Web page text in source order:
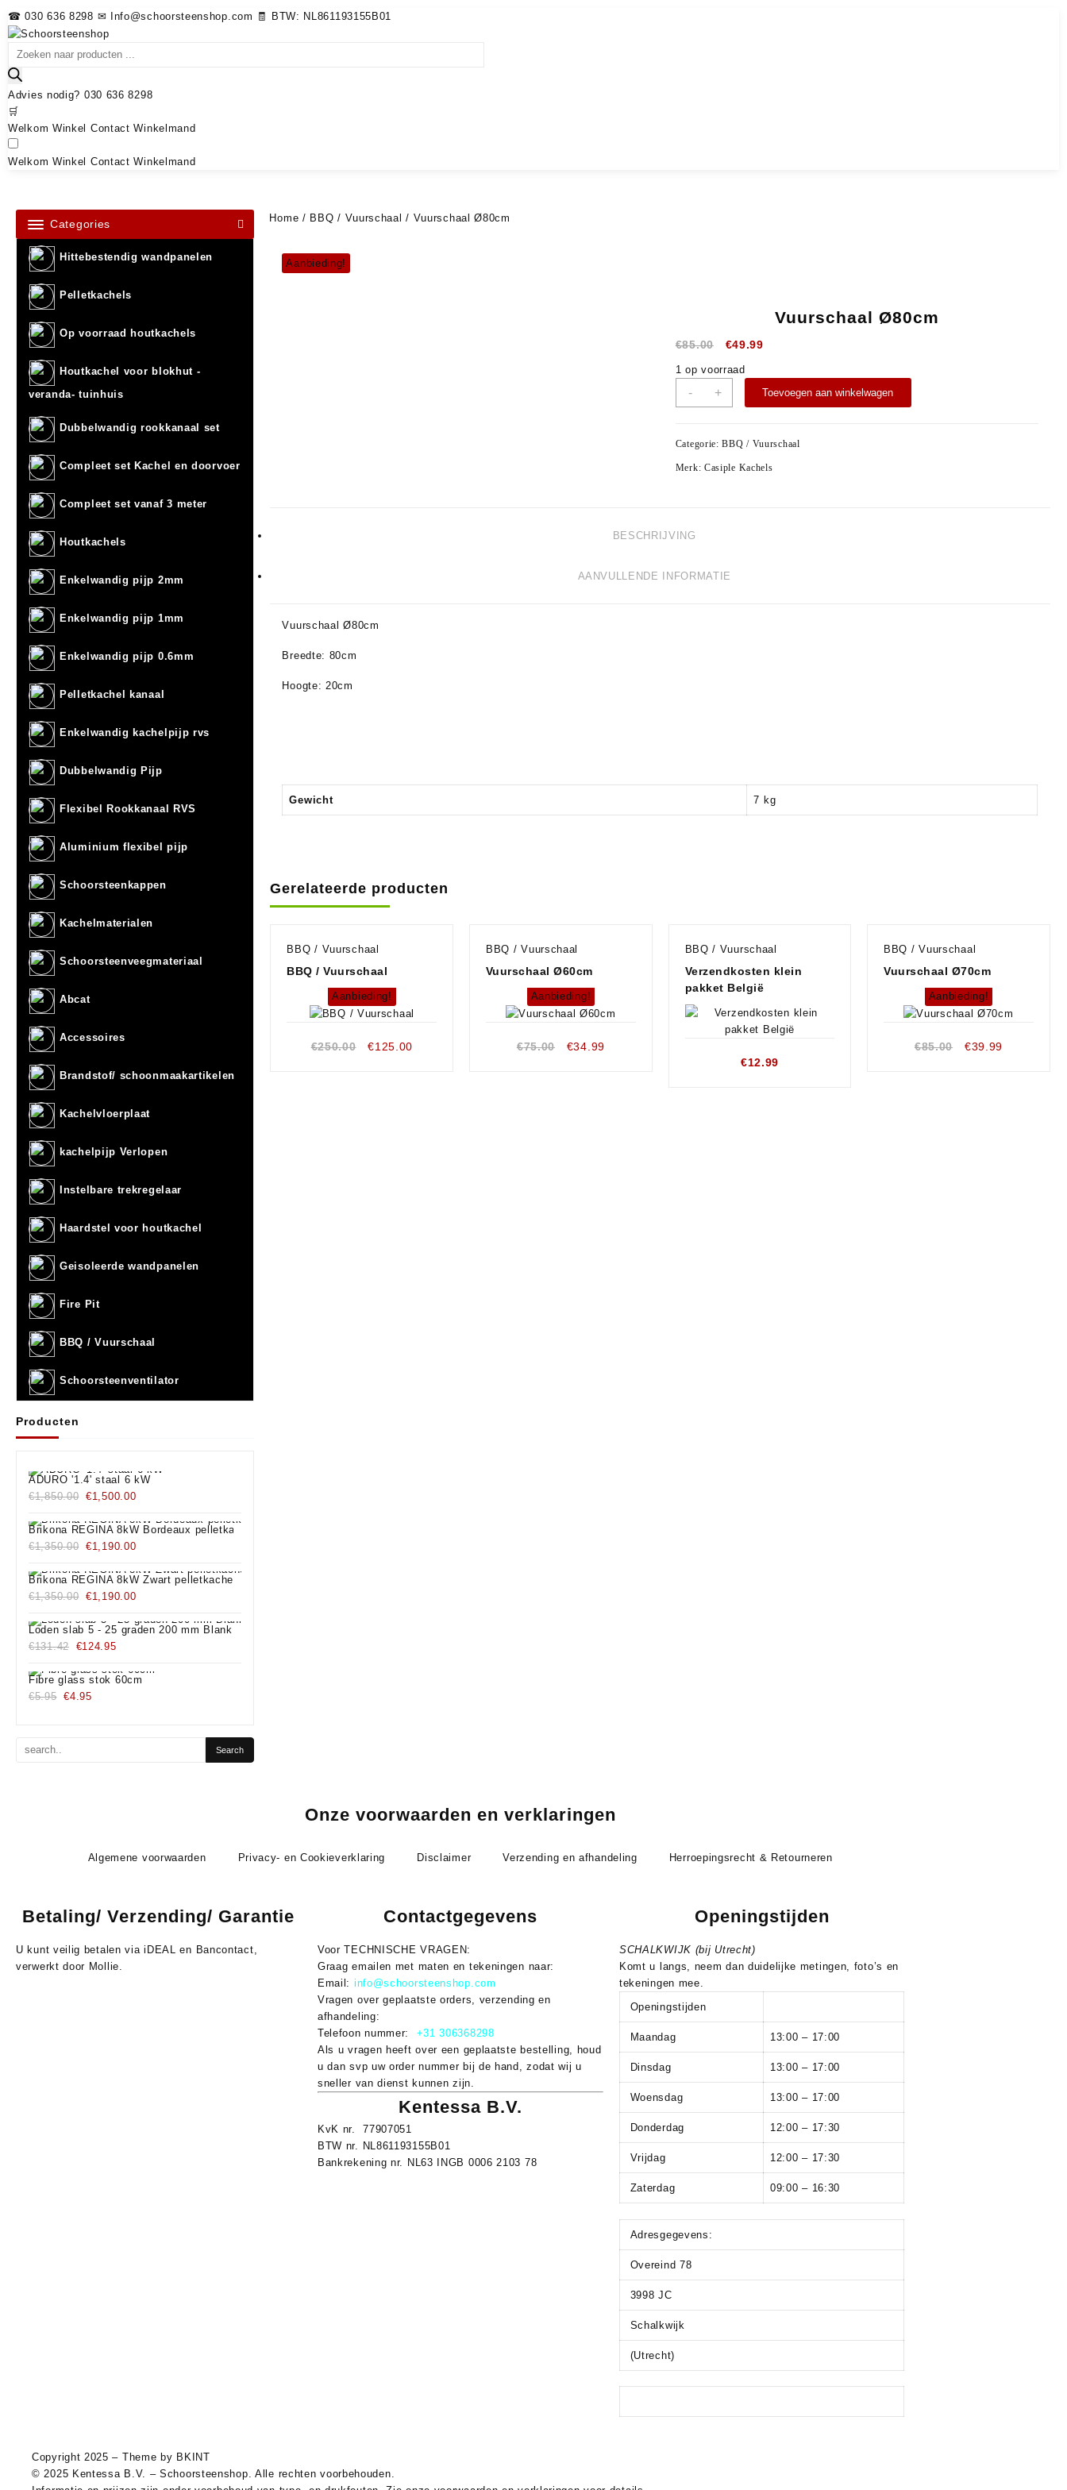
☎ 030 636 8298 ✉ Info@schoorsteenshop.com 🧾 BTW: NL861193155B01
Advies nodig? 030 636 8298
🛒
Welkom Winkel Contact Winkelmand
Welkom Winkel Contact Winkelmand
Categories
Hittebestendig wandpanelen
Pelletkachels
Op voorraad houtkachels
Houtkachel voor blokhut -
veranda- tuinhuis
Dubbelwandig rookkanaal set
Compleet set Kachel en doorvoer
Compleet set vanaf 3 meter
Houtkachels
Enkelwandig pijp 2mm
Enkelwandig pijp 1mm
Enkelwandig pijp 0.6mm
Pelletkachel kanaal
Enkelwandig kachelpijp rvs
Dubbelwandig Pijp
Flexibel Rookkanaal RVS
Aluminium flexibel pijp
Schoorsteenkappen
Kachelmaterialen
Schoorsteenveegmateriaal
Abcat
Accessoires
Brandstof/ schoonmaakartikelen
Kachelvloerplaat
kachelpijp Verlopen
Instelbare trekregelaar
Haardstel voor houtkachel
Geisoleerde wandpanelen
Fire Pit
BBQ / Vuurschaal
Schoorsteenventilator
Producten
ADURO '1.4' staal 6 kW
€1,850.00 €1,500.00
Brikona REGINA 8kW Bordeaux pelletkachel
€1,350.00 €1,190.00
Brikona REGINA 8kW Zwart pelletkachel
€1,350.00 €1,190.00
Loden slab 5 - 25 graden 200 mm Blank
€131.42 €124.95
Fibre glass stok 60cm
€5.95 €4.95
Home / BBQ / Vuurschaal / Vuurschaal Ø80cm
Aanbieding!
Vuurschaal Ø80cm
€85.00 €49.99
1 op voorraad
- + Toevoegen aan winkelwagen
Categorie:BBQ / Vuurschaal
Merk: Casiple Kachels
BESCHRIJVING
AANVULLENDE INFORMATIE
Vuurschaal Ø80cm
Breedte: 80cm
Hoogte: 20cm
Gewicht 7 kg
Gerelateerde producten
BBQ / Vuurschaal
BBQ / Vuurschaal
Aanbieding!
€250.00 €125.00
BBQ / Vuurschaal
Vuurschaal Ø60cm
Aanbieding!
€75.00 €34.99
BBQ / Vuurschaal
Verzendkosten klein
pakket België
€12.99
BBQ / Vuurschaal
Vuurschaal Ø70cm
Aanbieding!
€85.00 €39.99
Onze voorwaarden en verklaringen
Algemene voorwaarden Privacy- en Cookieverklaring Disclaimer Verzending en afhandeling Herroepingsrecht & Retourneren
Betaling/ Verzending/ Garantie
U kunt veilig betalen viaiDEAL en Bancontact,
verwerkt door Mollie.
Contactgegevens
VoorTECHNISCHE VRAGEN:
Graag emailen met maten en tekeningen naar:
Email: info@schoorsteenshop.com
Vragen over geplaatste orders, verzending en
afhandeling:
Telefoon nummer: +31 306368298
Als u vragen heeft over een geplaatste bestelling, houd
u dan svp uw order nummer bij de hand, zodat wij u
sneller van dienst kunnen zijn.
Kentessa B.V.
KvK nr. 77907051
BTW nr. NL861193155B01
Bankrekening nr. NL63 INGB 0006 2103 78
Openingstijden
SCHALKWIJK (bij Utrecht)
Komt u langs, neem dan duidelijke metingen, foto’s en
tekeningen mee.
Openingstijden
Maandag 13:00 – 17:00
Dinsdag 13:00 – 17:00
Woensdag 13:00 – 17:00
Donderdag 12:00 – 17:30
Vrijdag 12:00 – 17:30
Zaterdag 09:00 – 16:30
Adresgegevens:
Overeind 78
3998 JC
Schalkwijk
(Utrecht)
Copyright 2025 – Theme by BKINT
© 2025 Kentessa B.V. – Schoorsteenshop. Alle rechten voorbehouden.